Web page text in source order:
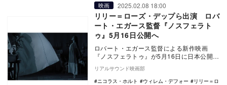
映画 2025.02.08 18:00
リリー＝ローズ・デップら出演 ロバ
ート・エガース監督『ノスフェラト
ゥ』5月16日公開へ
ロバート・エガース監督による新作映画
『ノスフェラトゥ』が5月16日に日本公開さ
れることが決定した。 本作は、『ウィッ
チ』『ラ…
リアルサウンド映画部
ニコラス・ホルト
ウィレム・デフォー
リリー＝ロ